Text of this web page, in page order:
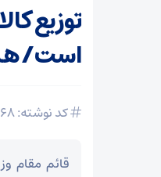
توزیع
است/
کد نوشته: 159568
قائم مقام